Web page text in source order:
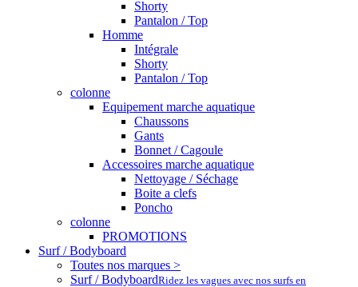
Shorty
Pantalon / Top
Homme
Intégrale
Shorty
Pantalon / Top
colonne
Equipement marche aquatique
Chaussons
Gants
Bonnet / Cagoule
Accessoires marche aquatique
Nettoyage / Séchage
Boite a clefs
Poncho
colonne
PROMOTIONS
Surf / Bodyboard
Toutes nos marques >
Surf / BodyboardRidez les vagues avec nos surfs en